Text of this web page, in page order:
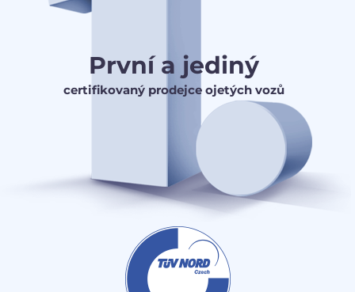
První a jediný
certifikovaný prodejce ojetých vozů